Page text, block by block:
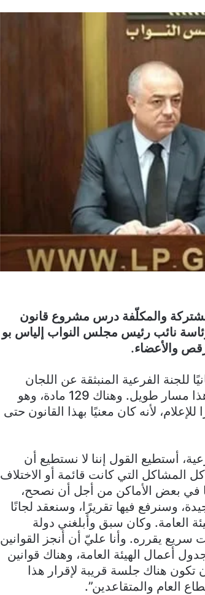
والمكلّفة درس مشروع قانون
نائب رئيس مجلس النواب إلياس بو
والأعضاء.
للجنة الفرعية المنبثقة عن اللجان
المشتركة لاستكمال درس مشروع قانون الإعلام، وهذا مسار طويل. وهناك 129 مادة، وهو
لأنه كان معنيًا بهذا القانون حتى
أستطيع القول إننا لا نستطيع أن
كل المشاكل التي كانت قائمة أو الاختلاف
في بعض الأماكن من أجل أن نصحح،
وسنرفع فيها تقريرًا، وسنعقد لجانًا
العامة. وكان سبق وأبلغني دولة
يقرره. وأنا عليّ أن أنجز القوانين
أعمال الهيئة العامة، وهناك قوانين
تكون هناك جلسة قريبة لإقرار هذا
العام والمتقاعدين”.